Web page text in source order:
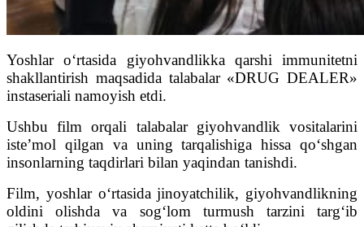
Yoshlar o‘rtasida giyohvandlikka qarshi immunitetni
shakllantirish maqsadida talabalar «DRUG DEALER»
instaseriali namoyish etdi.
Ushbu film orqali talabalar giyohvandlik vositalarini
iste’mol qilgan va uning tarqalishiga hissa qo‘shgan
insonlarning taqdirlari bilan yaqindan tanishdi.
Film, yoshlar o‘rtasida jinoyatchilik, giyohvandlikning
oldini olishda va sog‘lom turmush tarzini targ‘ib